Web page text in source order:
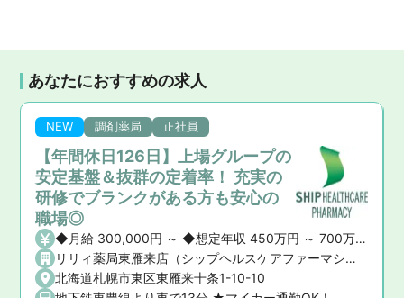
あなたにおすすめの求人
NEW 調剤薬局 正社員
【年間休日126日】上場グループの
安定基盤＆抜群の定着率！ 充実の
研修でブランクがある方も安心の
職場◎
◆月給 300,000円 ～ ◆想定年収 450万円 ～ 700万円 ※ご経験や前職の給与を考慮の上、決定いたします。 ◆昇給・賞与 ・昇給： あり ・賞与： あり（年2回）
リリィ薬局東雁来店（シップヘルスケアファーマシー株式会社）
北海道札幌市東区東雁来十条1-10-10